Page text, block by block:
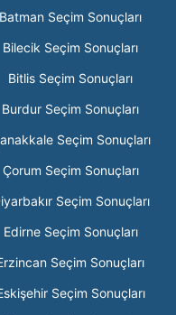
Batman Seçim Sonuçları
Bilecik Seçim Sonuçları
Bitlis Seçim Sonuçları
Burdur Seçim Sonuçları
Seçim Sonuçları
Çorum Seçim Sonuçları
Seçim Sonuçları
Edirne Seçim Sonuçları
Seçim Sonuçları
Seçim Sonuçları